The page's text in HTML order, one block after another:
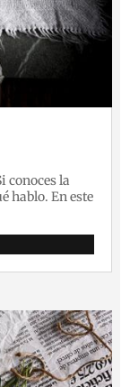
conoces la
hablo. En este